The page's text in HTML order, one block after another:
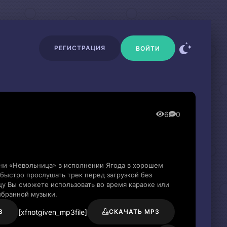
РЕГИСТРАЦИЯ ВОЙТИ
6 0
«Невольница» в исполнении Ягода в хорошем
прослушать трек перед загрузкой без
Вы сможете использовать во время караоке или
музыки.
[xfnotgiven_mp3file] СКАЧАТЬ MP3